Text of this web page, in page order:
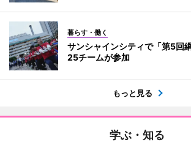
暮らす・働く
サンシャインシティで「第5
25チームが参加
もっと見る
学ぶ・知る